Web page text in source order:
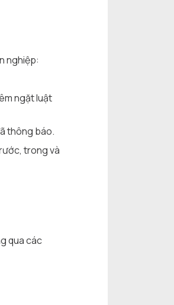
nghiệp:
ngặt luật
thông báo.
trong và
qua các